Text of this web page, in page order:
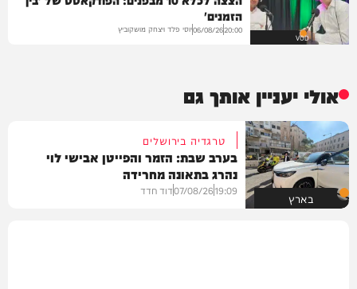
VOD
הזמנים'
20:00
06/08/26יוסי פלד ויצחק מושקוביץ
אולי יעניין אותך גם
בארץ
טרגדיה בירושלים
בערב שבת: הזמר והפייטן אבישי לוי
נהרג בתאונה מחרידה
19:09
07/08/26דוד חדד